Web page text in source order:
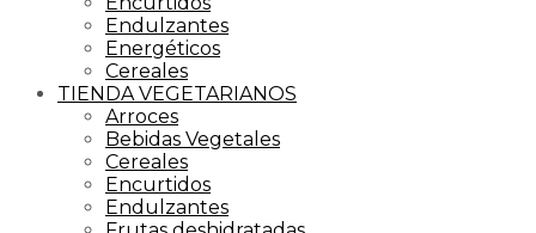
Endulzantes
Energéticos
Cereales
TIENDA VEGETARIANOS
Arroces
Bebidas Vegetales
Cereales
Encurtidos
Endulzantes